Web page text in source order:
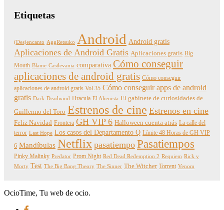
Etiquetas
(Des)encanto AggRetsuko Android Android gratis
Aplicaciones de Android Gratis Aplicaciones gratis Big
Mouth Blame Castlevania comparativa Cómo conseguir
aplicaciones de android gratis Cómo conseguir
aplicaciones de android gratis Vol 35 Cómo conseguir apps de android
gratis Dark Deadwind Dracula El Alienista El gabinete de curiosidades de
Guillermo del Toro Estrenos de cine Estrenos en cine
Feliz Navidad Frontera GH VIP 6 Halloween cuenta atrás La calle del
terror Last Hope Los casos del Departamento Q Límite 48 Horas de GH VIP
6 Mandíbulas Netflix pasatiempo Pasatiempos
Pinky Malinky Predator Prom Night Red Dead Redemption 2 Requiem Rick y
Morty Test The Big Bang Theory The Sinner The Witcher Torrent Venom
OcioTime, Tu web de ocio.